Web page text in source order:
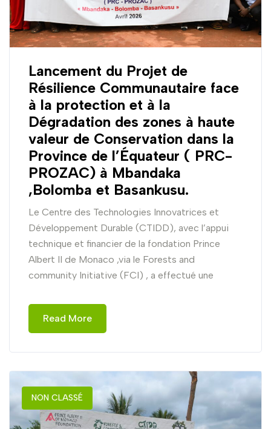
Lancement du Projet de
Résilience Communautaire face
à la protection et à la
Dégradation des zones à haute
valeur de Conservation dans la
Province de l’Équateur ( PRC-
PROZAC) à Mbandaka
,Bolomba et Basankusu.
Le Centre des Technologies Innovatrices et
Développement Durable (CTIDD), avec l’appui
technique et financier de la fondation Prince
Albert II de Monaco ,via le Forests and
community Initiative (FCI) , a effectué une
Read More
NON CLASSÉ